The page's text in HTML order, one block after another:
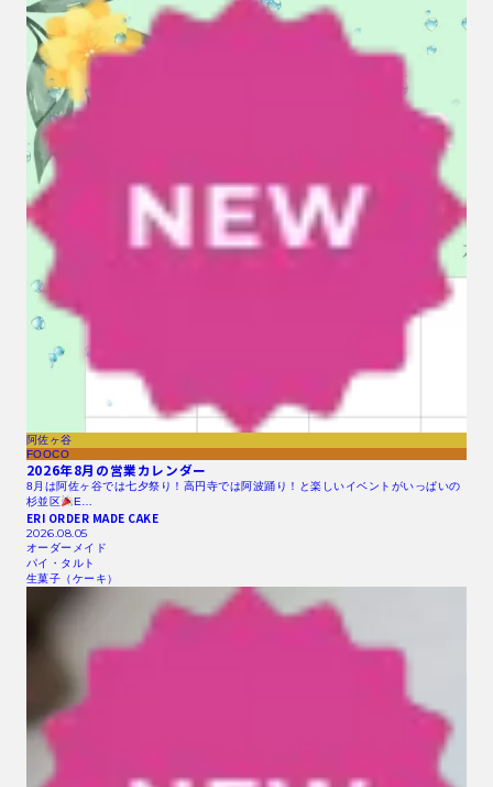
阿佐ヶ谷
FOOCO
2026年8月の営業カレンダー
8月は阿佐ヶ谷では七夕祭り！高円寺では阿波踊り！と楽しいイベントがいっぱいの
杉並区
E…
ERI ORDER MADE CAKE
2026.08.05
オーダーメイド
パイ・タルト
生菓子（ケーキ）